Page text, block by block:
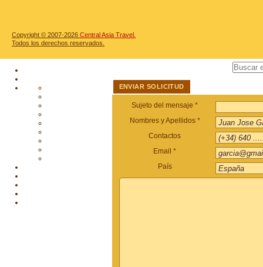
Copyright © 2007-2026 Central Asia Travel.
Todos los derechos reservados.
ENVIAR SOLICITUD
Sujeto del mensaje *
Nombres y Apellidos *
Contactos
Email *
País